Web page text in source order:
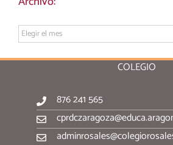
Archivo:
COLEGIO
876 241 565